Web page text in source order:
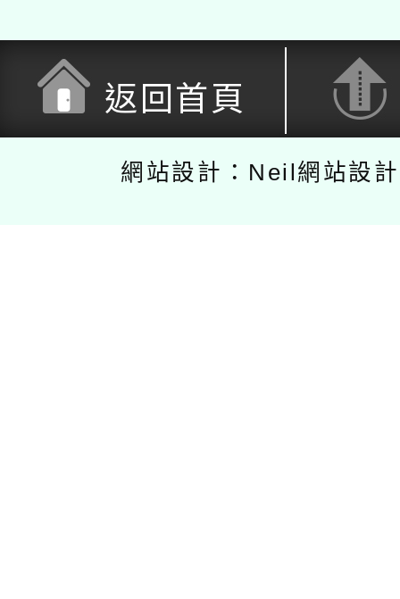
返回首頁
網站設計：Neil網站設